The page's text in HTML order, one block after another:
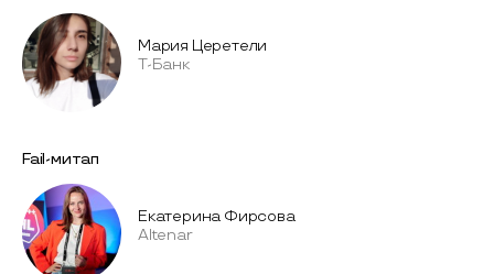
Мария Церетели
Т-Банк
Fail-митап
Екатерина Фирсова
Altenar